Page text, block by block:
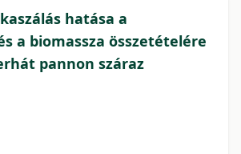
hatása a
a biomassza összetételére
pannon száraz